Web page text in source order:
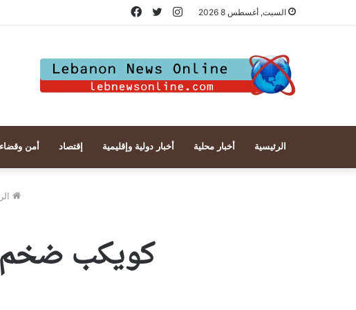
السبت, أغسطس 8 2026 فيسبوكتويتر
انستقرام
الرئيسية أخبار محلية أخبار دولية وإقليمية إقتصاد أمن وقضاء
كويكب ضخم